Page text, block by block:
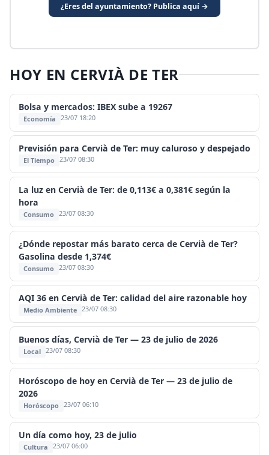
¿Eres del ayuntamiento? Publica aquí →
HOY EN CERVIÀ DE TER
Bolsa y mercados: IBEX sube a 19267
Economía 23/07 18:20
Previsión para Cervià de Ter: muy caluroso y despejado
El Tiempo 23/07 08:30
La luz en Cervià de Ter: de 0,113€ a 0,381€ según la
hora
Consumo 23/07 08:30
¿Dónde repostar más barato cerca de Cervià de Ter?
Gasolina desde 1,374€
Consumo 23/07 08:30
AQI 36 en Cervià de Ter: calidad del aire razonable hoy
Medio Ambiente 23/07 08:30
Buenos días, Cervià de Ter — 23 de julio de 2026
Local 23/07 08:30
Horóscopo de hoy en Cervià de Ter — 23 de julio de
2026
Horóscopo 23/07 06:10
Un día como hoy, 23 de julio
Cultura 23/07 06:00